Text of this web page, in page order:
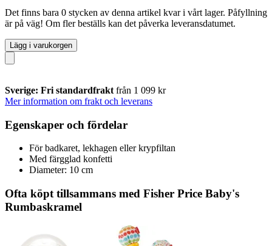
Det finns bara 0 stycken av denna artikel kvar i vårt lager. Påfyllning
är på väg! Om fler beställs kan det påverka leveransdatumet.
Lägg i varukorgen
Sverige: Fri standardfrakt från 1 099 kr
Mer information om frakt och leverans
Egenskaper och fördelar
För badkaret, lekhagen eller krypfiltan
Med färgglad konfetti
Diameter: 10 cm
Ofta köpt tillsammans med Fisher Price Baby's
Rumbaskramel